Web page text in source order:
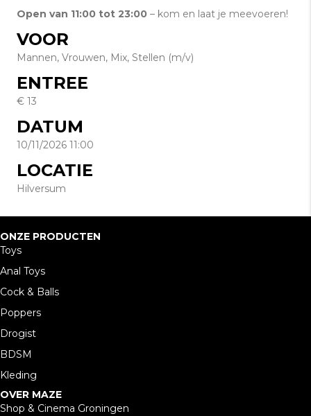
Open van 11:00 tot 23:00 – kom en laat je meevoeren!
VOOR
Mannen, Vrouwen, Mix, Stellen (m/v)
ENTREE
€ 13
DATUM
10/11/2026 11:00
LOCATIE
Hilversum
ONZE PRODUCTEN
Toys
Anal Toys
Cock & Balls
Poppers
Drogist
BDSM
Kleding
OVER MAZE
Shop & Cinema Groningen